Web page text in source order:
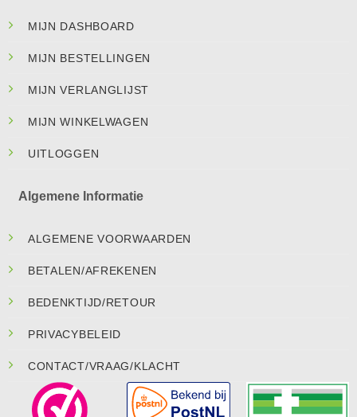
MIJN DASHBOARD
MIJN BESTELLINGEN
MIJN VERLANGLIJST
MIJN WINKELWAGEN
UITLOGGEN
Algemene Informatie
ALGEMENE VOORWAARDEN
BETALEN/AFREKENEN
BEDENKTIJD/RETOUR
PRIVACYBELEID
CONTACT/VRAAG/KLACHT